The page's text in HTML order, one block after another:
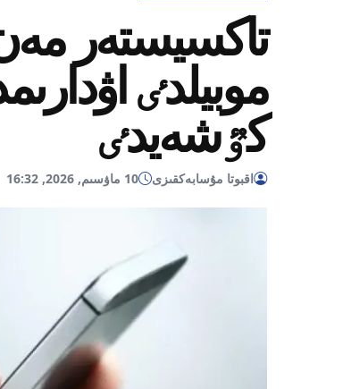
تاكسيستەر مەن
موبيلدٸ
كٷشەيدٸ
اقبوتا مۇسابەكقىزى 10 ماۋسىم, 2026, 16:32